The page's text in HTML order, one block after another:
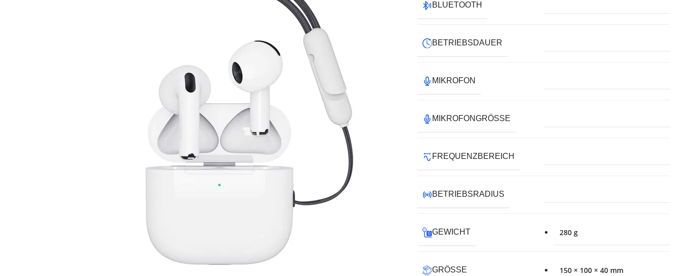
BLUETOOTH
BETRIEBSDAUER
MIKROFON
MIKROFONGRÖSSE
FREQUENZBEREICH
BETRIEBSRADIUS
GEWICHT 280 g
GRÖSSE 150 × 100 × 40 mm